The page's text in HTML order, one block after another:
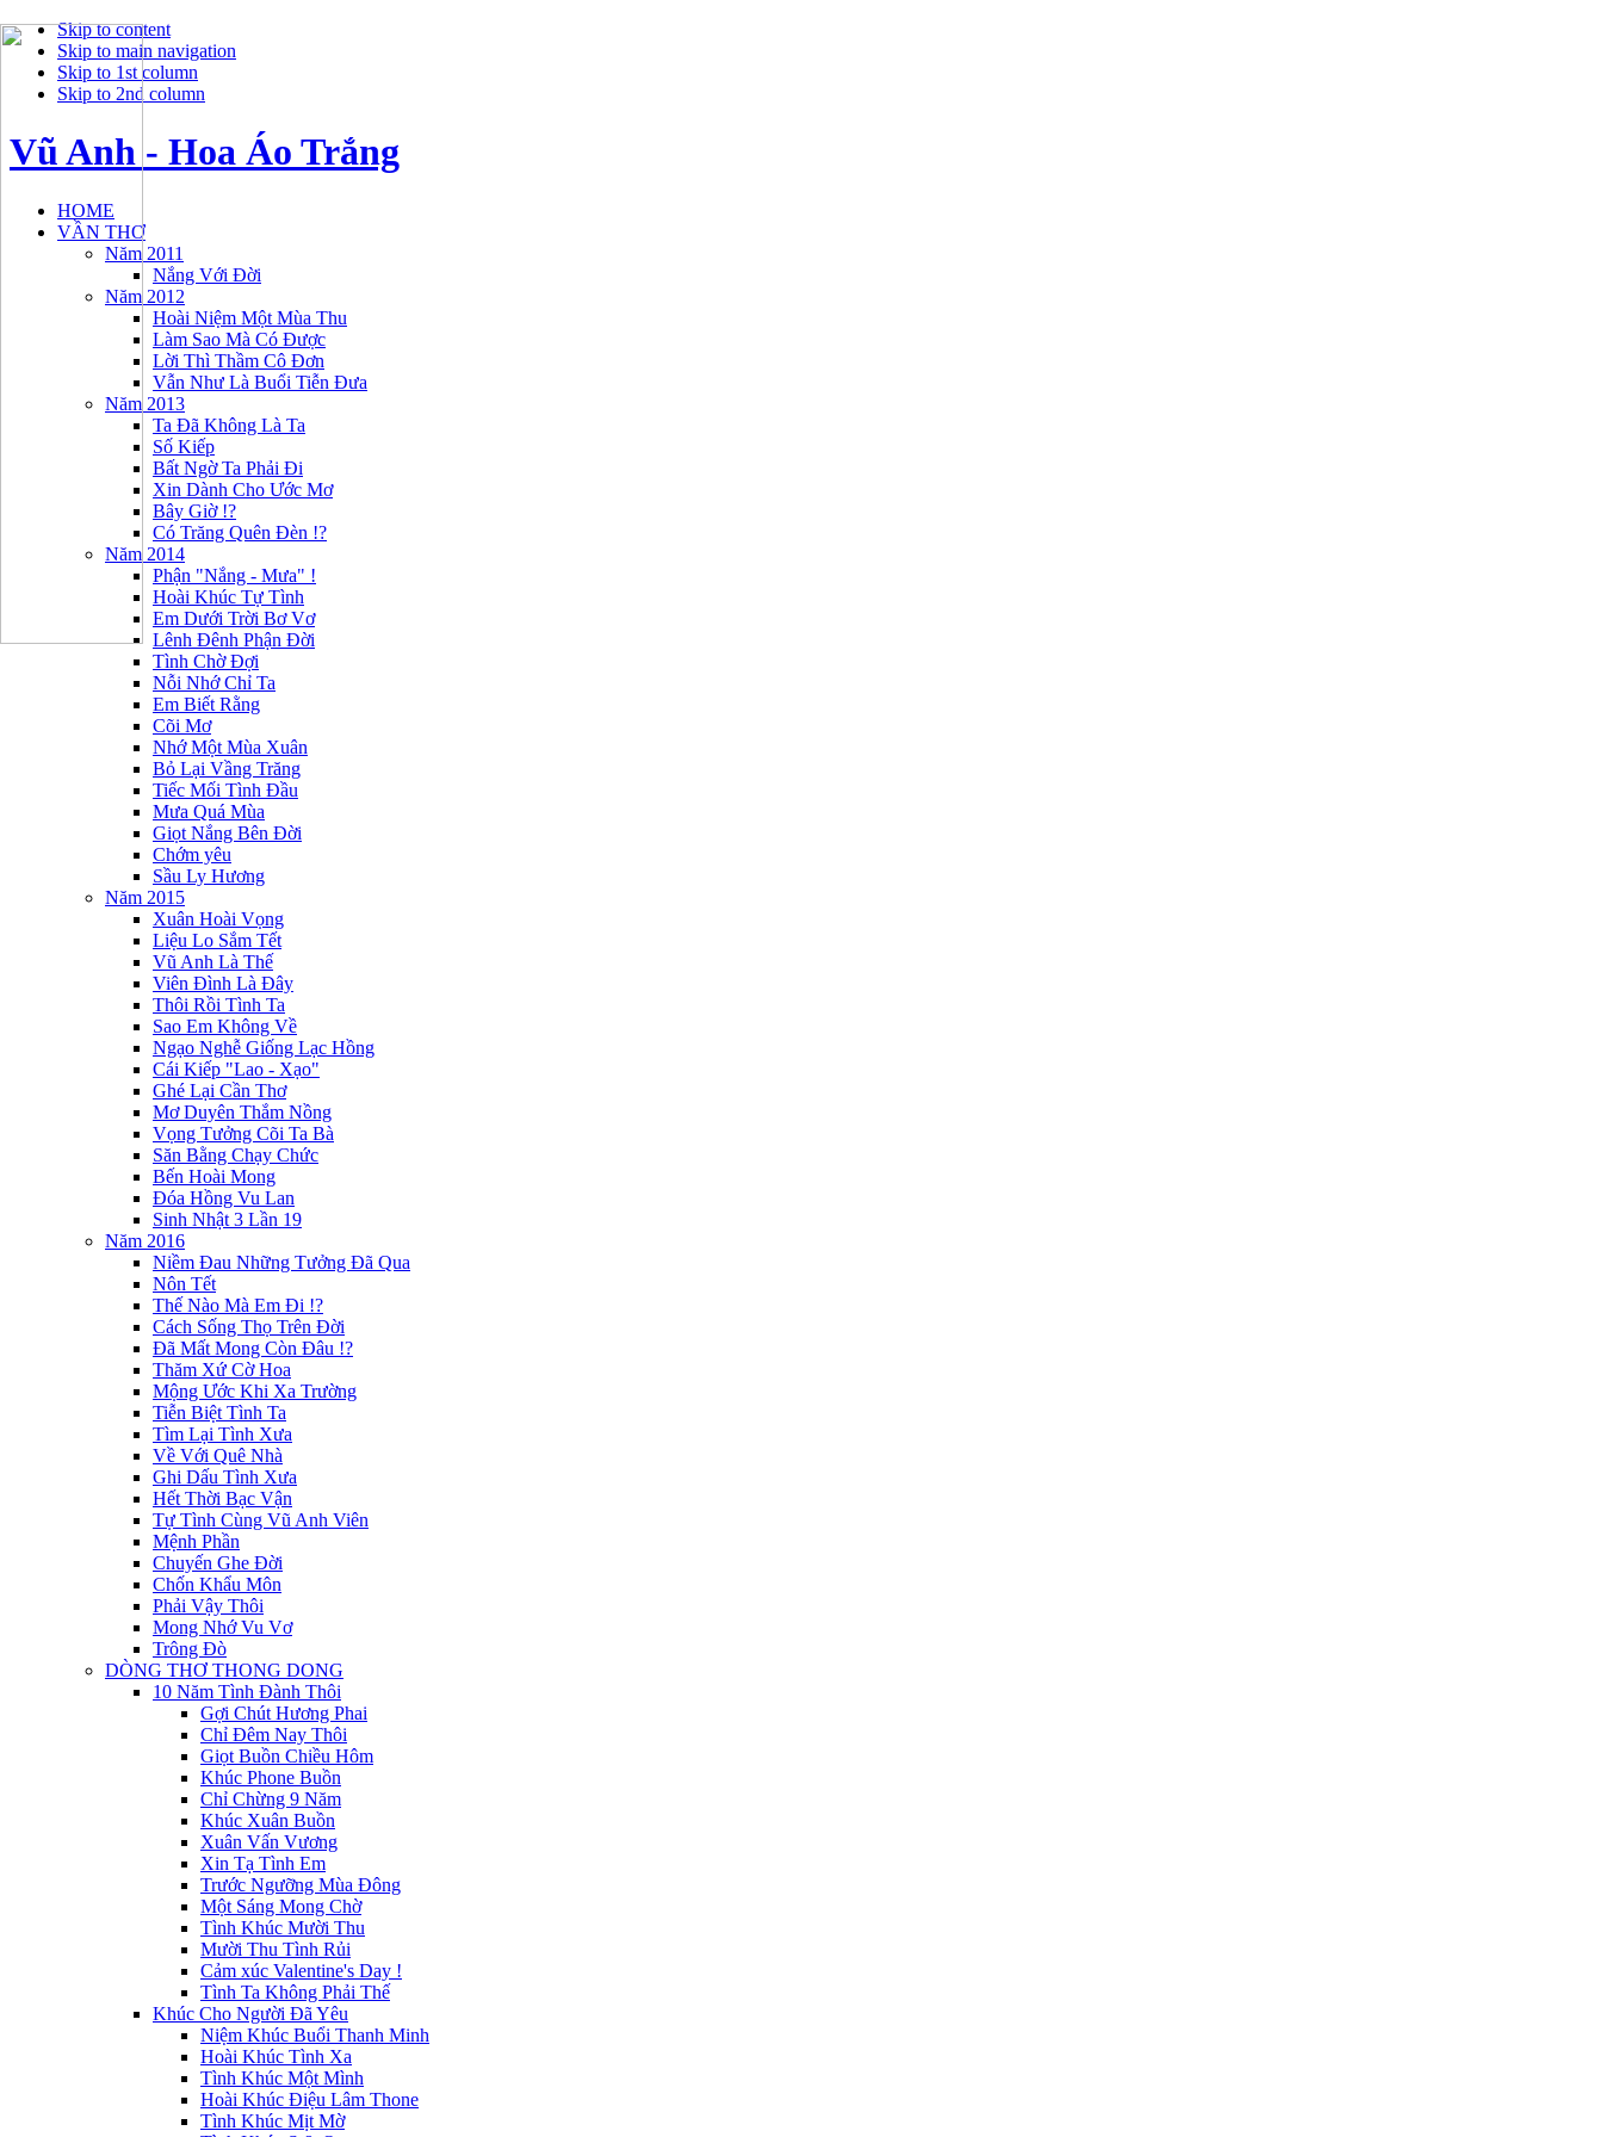
Skip to content
Skip to main navigation
Skip to 1st column
Skip to 2nd column
Vũ Anh - Hoa Áo Trắng
HOME
VẦN THƠ
Năm 2011
Nắng Với Đời
Năm 2012
Hoài Niệm Một Mùa Thu
Làm Sao Mà Có Được
Lời Thì Thầm Cô Đơn
Vẫn Như Là Buổi Tiễn Đưa
Năm 2013
Ta Đã Không Là Ta
Số Kiếp
Bất Ngờ Ta Phải Đi
Xin Dành Cho Ước Mơ
Bây Giờ !?
Có Trăng Quên Đèn !?
Năm 2014
Phận "Nắng - Mưa" !
Hoài Khúc Tự Tình
Em Dưới Trời Bơ Vơ
Lênh Đênh Phận Đời
Tình Chờ Đợi
Nỗi Nhớ Chỉ Ta
Em Biết Rằng
Cõi Mơ
Nhớ Một Mùa Xuân
Bỏ Lại Vầng Trăng
Tiếc Mối Tình Đầu
Mưa Quá Mùa
Giọt Nắng Bên Đời
Chớm yêu
Sầu Ly Hương
Năm 2015
Xuân Hoài Vọng
Liệu Lo Sắm Tết
Vũ Anh Là Thế
Viên Đình Là Đây
Thôi Rồi Tình Ta
Sao Em Không Về
Ngạo Nghễ Giống Lạc Hồng
Cái Kiếp "Lao - Xạo"
Ghé Lại Cần Thơ
Mơ Duyên Thắm Nồng
Vọng Tưởng Cõi Ta Bà
Săn Bằng Chạy Chức
Bến Hoài Mong
Đóa Hồng Vu Lan
Sinh Nhật 3 Lần 19
Năm 2016
Niềm Đau Những Tưởng Đã Qua
Nôn Tết
Thế Nào Mà Em Đi !?
Cách Sống Thọ Trên Đời
Đã Mất Mong Còn Đâu !?
Thăm Xứ Cờ Hoa
Mộng Ước Khi Xa Trường
Tiễn Biệt Tình Ta
Tìm Lại Tình Xưa
Về Với Quê Nhà
Ghi Dấu Tình Xưa
Hết Thời Bạc Vận
Tự Tình Cùng Vũ Anh Viên
Mệnh Phần
Chuyến Ghe Đời
Chốn Khẩu Môn
Phải Vậy Thôi
Mong Nhớ Vu Vơ
Trông Đò
DÒNG THƠ THONG DONG
10 Năm Tình Đành Thôi
Gợi Chút Hương Phai
Chỉ Đêm Nay Thôi
Giọt Buồn Chiều Hôm
Khúc Phone Buồn
Chỉ Chừng 9 Năm
Khúc Xuân Buồn
Xuân Vấn Vương
Xin Tạ Tình Em
Trước Ngưỡng Mùa Đông
Một Sáng Mong Chờ
Tình Khúc Mười Thu
Mười Thu Tình Rủi
Cảm xúc Valentine's Day !
Tình Ta Không Phải Thế
Khúc Cho Người Đã Yêu
Niệm Khúc Buổi Thanh Minh
Hoài Khúc Tình Xa
Tình Khúc Một Mình
Hoài Khúc Điệu Lâm Thone
Tình Khúc Mịt Mờ